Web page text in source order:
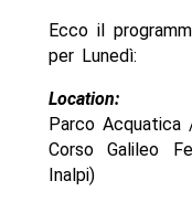
Ecco il
per Lunedì:
Location:
Parco
Corso Galileo
Inalpi)